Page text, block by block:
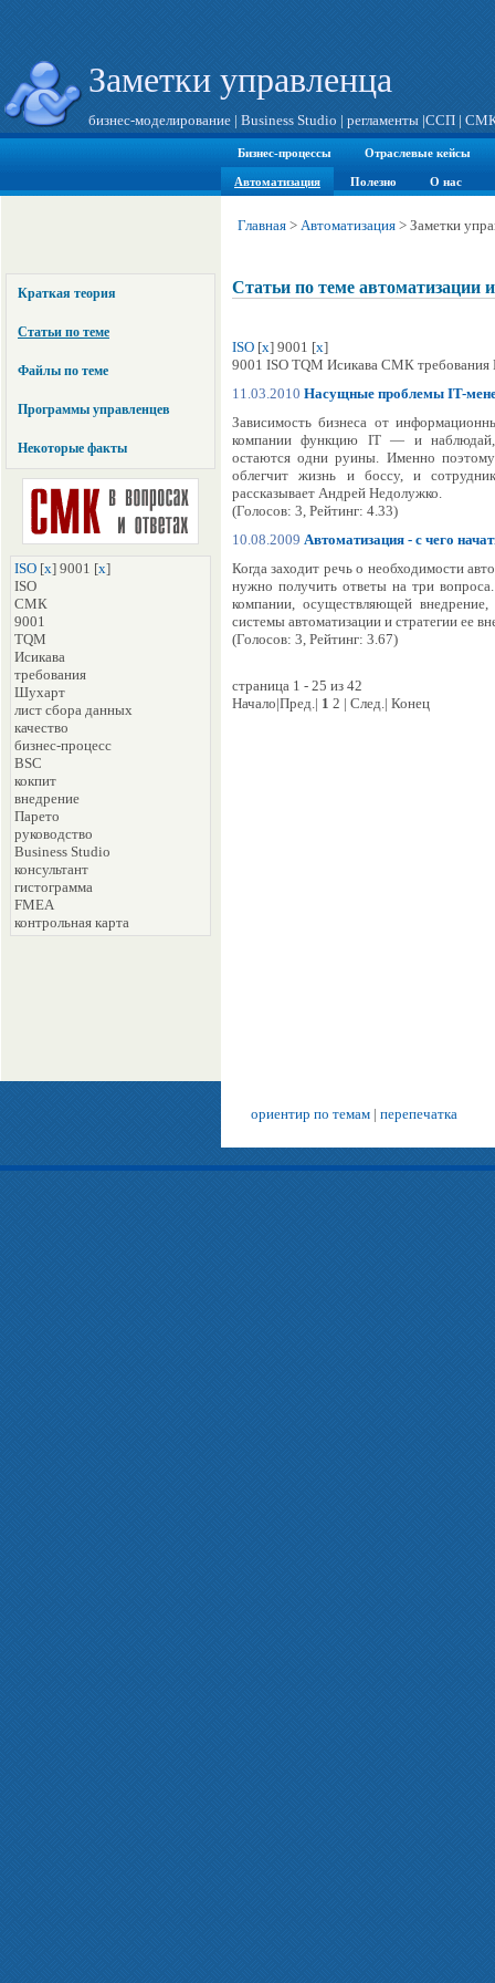
Заметки управленца
бизнес-моделирование | Business Studio | регламенты |ССП |
Бизнес-процессы Отраслевые кейсы
Автоматизация Полезно О нас
Краткая теория
Статьи по теме
Файлы по теме
Программы управленцев
Некоторые факты
ISO [x] 9001 [x]
ISO
СМК
9001
TQM
Исикава
требования
Шухарт
лист сбора данных
качество
бизнес-процесс
BSC
кокпит
внедрение
Парето
руководство
Business Studio
консультант
гистограмма
FMEA
контрольная карта
Главная > Автоматизация > Заметки
Статьи по теме автоматизации
ISO [x] 9001 [x]
9001 ISO TQM Исикава СМК
11.03.2010 Насущные проблемы IT-
Зависимость бизнеса от
компании функцию IT — и наблюдай,
остаются одни руины. Именно
облегчит жизнь и боссу, и
рассказывает Андрей Недолужко.
(Голосов: 3, Рейтинг: 4.33)
10.08.2009 Автоматизация - с чего
Когда заходит речь о необходимости
нужно получить ответы на три
компании, осуществляющей
системы автоматизации и стратегии ее
(Голосов: 3, Рейтинг: 3.67)
страница 1 - 25 из 42
Начало|Пред.| 1 2 | След.| Конец
ориентир по темам | перепечатка